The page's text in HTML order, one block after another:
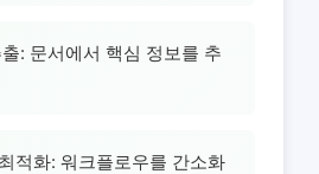
: 문서에서 핵심 정보를 추
적화: 워크플로우를 간소화